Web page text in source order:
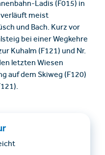
Ladis (F015) in
verläuft meist
und Bach. Kurz vor
bei einer Wegkehre
Kuhalm (F121) und Nr.
letzten Wiesen
auf dem Skiweg (F120)